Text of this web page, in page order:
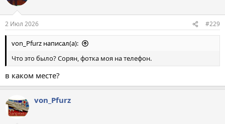
и
2 Июл 2026 #229
von_Pfurz написал(а):
Что это было? Сорян, фотка моя на телефон.
в каком месте?
von_Pfurz